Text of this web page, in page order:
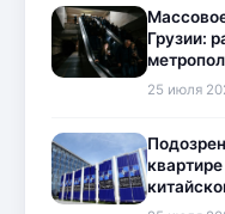
Грузии:
25 июля